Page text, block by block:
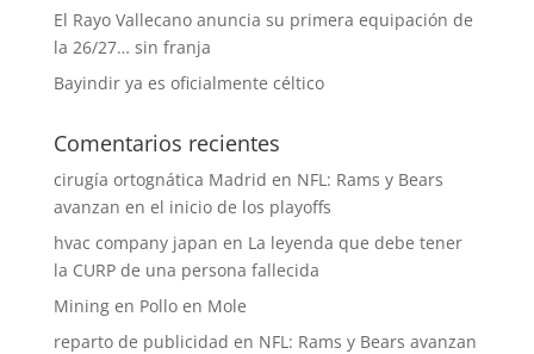
El Rayo Vallecano anuncia su primera equipación de
la 26/27… sin franja
Bayindir ya es oficialmente céltico
Comentarios recientes
cirugía ortognática Madrid en NFL: Rams y Bears
avanzan en el inicio de los playoffs
hvac company japan en La leyenda que debe tener
la CURP de una persona fallecida
Miningen Pollo en Mole
reparto de publicidad en NFL: Rams y Bears avanzan